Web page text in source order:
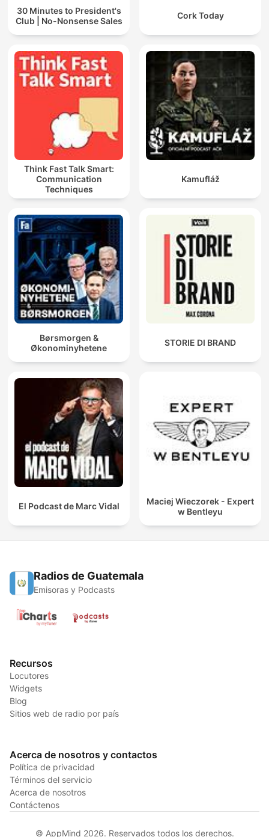
30 Minutes to President's
Club | No-Nonsense Sales
Cork Today
Think Fast Talk Smart:
Communication
Techniques
Kamufláž
Børsmorgen &
Økonominyhetene
STORIE DI BRAND
El Podcast de Marc Vidal
Maciej Wieczorek - Expert
w Bentleyu
Radios de Guatemala
Emisoras y Podcasts
Recursos
Locutores
Widgets
Blog
Sitios web de radio por país
Acerca de nosotros y contactos
Política de privacidad
Términos del servicio
Acerca de nosotros
Contáctenos
© AppMind 2026. Reservados todos los derechos.